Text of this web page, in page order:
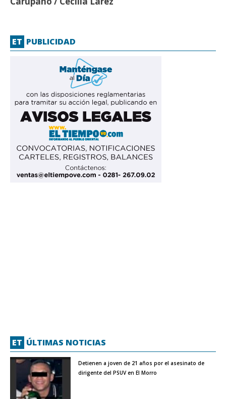
ET PUBLICIDAD
ET ÚLTIMAS NOTICIAS
Detienen a joven de 21 años por el asesinato de
dirigente del PSUV en El Morro